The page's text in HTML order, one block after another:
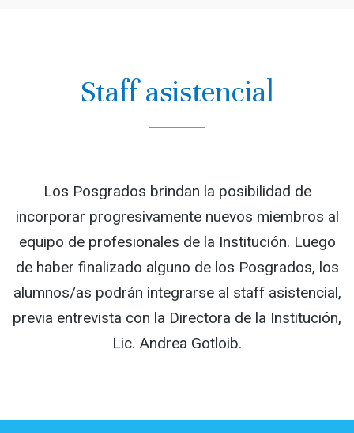
Staff asistencial
Los Posgrados brindan la posibilidad de
incorporar progresivamente nuevos miembros al
equipo de profesionales de la Institución. Luego
de haber finalizado alguno de los Posgrados, los
alumnos/as podrán integrarse al staff asistencial,
previa entrevista con la Directora de la Institución,
Lic. Andrea Gotloib.